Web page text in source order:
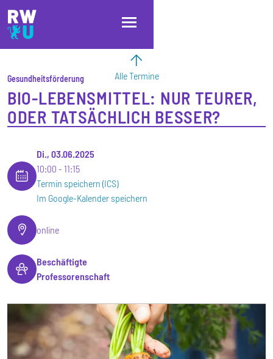
Direkt zum Inhalt
Direkt zur Hauptnavigation
Direkt zum Fußbereich
Alle Termine
Gesundheitsförderung
BIO-LEBENSMITTEL: NUR TEURER,
ODER TATSÄCHLICH BESSER?
Di., 03.06.2025
10:00
11:15
Termin speichern (ICS)
Im Google-Kalender speichern
online
Beschäftigte
Professorenschaft